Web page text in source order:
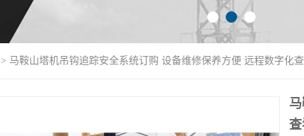
> 马鞍山塔机吊钩追踪安全系统订购 设备维修保养方便 远程数字化